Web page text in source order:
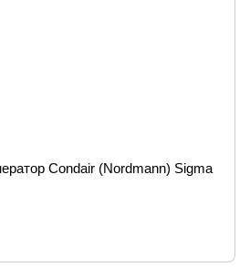
Condair (Nordmann) Sigma